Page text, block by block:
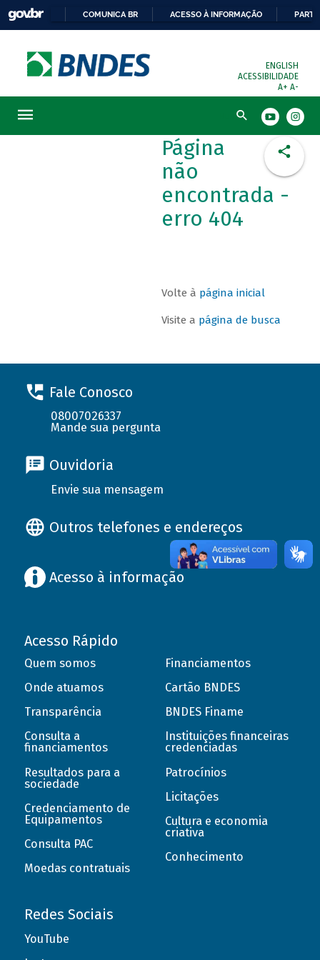
COMUNICA BR ACESSO À INFORMAÇÃO
ENGLISH
ACESSIBILIDADE
A+ A-
Busca
Página
não
encontrada -
erro 404
Volte à página inicial
Visite a página de busca
Fale Conosco
08007026337
Mande sua pergunta
Ouvidoria
Envie sua mensagem
Outros telefones e endereços
Acesso à informação
Acesso Rápido
Quem somos
Onde atuamos
Transparência
Consulta a
financiamentos
Resultados para a
sociedade
Credenciamento de
Equipamentos
Consulta PAC
Moedas contratuais
Financiamentos
Cartão BNDES
BNDES Finame
Instituições financeiras
credenciadas
Patrocínios
Licitações
Cultura e economia
criativa
Conhecimento
Redes Sociais
YouTube